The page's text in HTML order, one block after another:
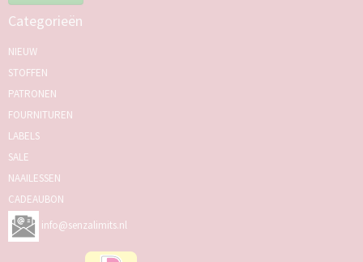
Categorieën
NIEUW
STOFFEN
PATRONEN
FOURNITUREN
LABELS
SALE
NAAILESSEN
CADEAUBON
info@senzalimits.nl